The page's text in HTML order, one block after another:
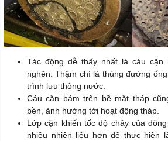
Tác động dễ thấy nhất là cáu
nghẽn. Thậm chí là thủng đường
trình lưu thông nước.
Cáu cặn bám trên bề mặt tháp
bền, ảnh hưởng tới hoạt động tháp.
Lớp cặn khiến tốc độ chảy của
nhiều nhiên liệu hơn để thực hiện